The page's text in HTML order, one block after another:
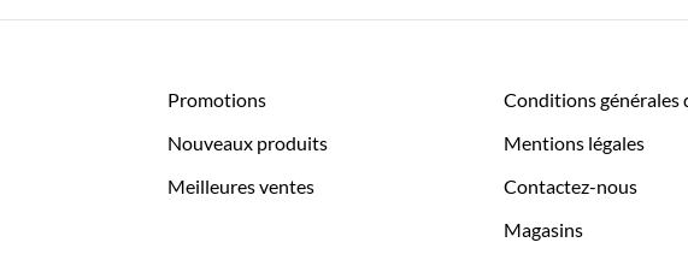
Promotions
Nouveaux produits
Meilleures ventes
Conditions générales
Mentions légales
Contactez-nous
Magasins